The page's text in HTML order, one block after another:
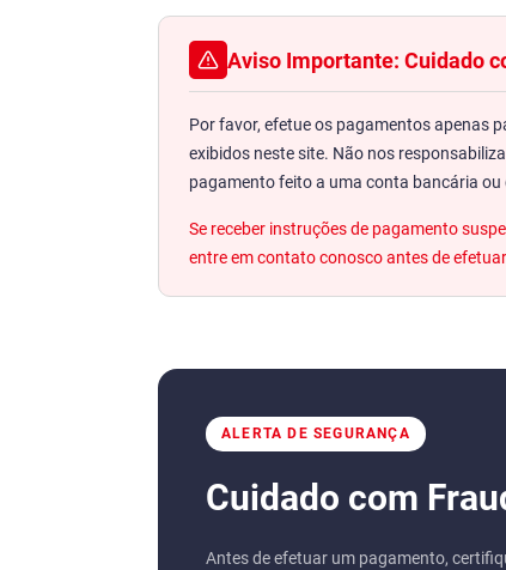
Aviso Importante: Cuidado
Por favor, efetue os pagamentos apenas
exibidos neste site. Não nos
pagamento feito a uma conta bancária
Se receber instruções de pagamento
entre em contato conosco antes de
ALERTA DE SEGURANÇA
Cuidado com
Antes de efetuar um pagamento,